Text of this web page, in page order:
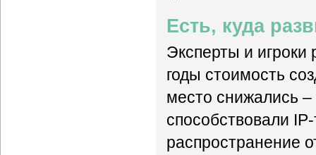
Есть, куда
Эксперты и игроки
годы стоимость
место снижались
способствовали
распространение